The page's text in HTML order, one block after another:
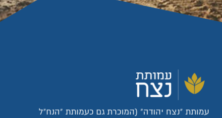
עמותת "נצח יהודה" (המוכרת גם כעמותת "הנח"ל